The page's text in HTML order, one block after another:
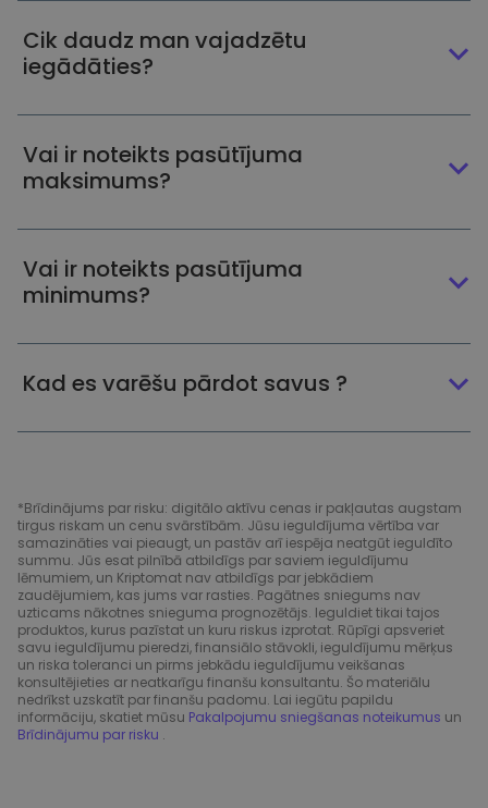
Cik daudz man vajadzētu
iegādāties?
Vai ir noteikts pasūtījuma
maksimums?
Vai ir noteikts pasūtījuma
minimums?
Kad es varēšu pārdot savus ?
*Brīdinājums par risku: digitālo aktīvu cenas ir pakļautas augstam
tirgus riskam un cenu svārstībām. Jūsu ieguldījuma vērtība var
samazināties vai pieaugt, un pastāv arī iespēja neatgūt ieguldīto
summu. Jūs esat pilnībā atbildīgs par saviem ieguldījumu
lēmumiem, un Kriptomat nav atbildīgs par jebkādiem
zaudējumiem, kas jums var rasties. Pagātnes sniegums nav
uzticams nākotnes snieguma prognozētājs. Ieguldiet tikai tajos
produktos, kurus pazīstat un kuru riskus izprotat. Rūpīgi apsveriet
savu ieguldījumu pieredzi, finansiālo stāvokli, ieguldījumu mērķus
un riska toleranci un pirms jebkādu ieguldījumu veikšanas
konsultējieties ar neatkarīgu finanšu konsultantu. Šo materiālu
nedrīkst uzskatīt par finanšu padomu. Lai iegūtu papildu
informāciju, skatiet mūsu Pakalpojumu sniegšanas noteikumus un
Brīdinājumu par risku .